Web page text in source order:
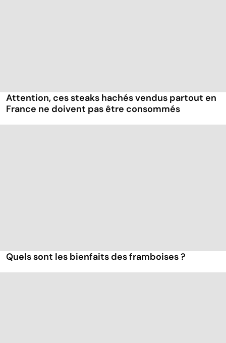
Attention, ces steaks hachés vendus partout en
France ne doivent pas être consommés
Quels sont les bienfaits des framboises ?